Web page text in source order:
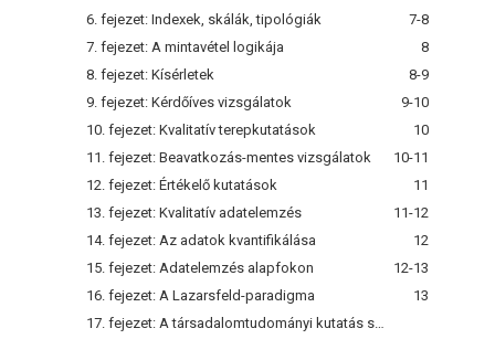
6. fejezet: Indexek, skálák, tipológiák
7-8
7. fejezet: A mintavétel logikája
8
8. fejezet: Kísérletek
8-9
9. fejezet: Kérdőíves vizsgálatok
9-10
10. fejezet: Kvalitatív terepkutatások
10
11. fejezet: Beavatkozás-mentes vizsgálatok
10-11
12. fejezet: Értékelő kutatások
11
13. fejezet: Kvalitatív adatelemzés
11-12
14. fejezet: Az adatok kvantifikálása
12
15. fejezet: Adatelemzés alapfokon
12-13
16. fejezet: A Lazarsfeld-paradigma
13